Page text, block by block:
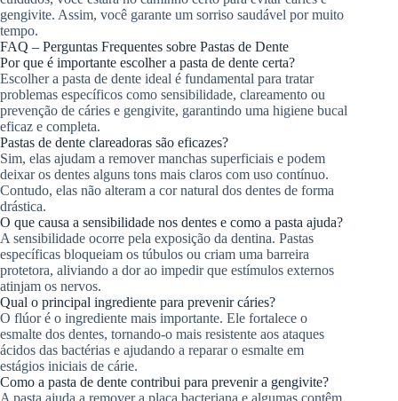
gengivite. Assim, você garante um sorriso saudável por muito
tempo.
FAQ – Perguntas Frequentes sobre Pastas de Dente
Por que é importante escolher a pasta de dente certa?
Escolher a pasta de dente ideal é fundamental para tratar
problemas específicos como sensibilidade, clareamento ou
prevenção de cáries e gengivite, garantindo uma higiene bucal
eficaz e completa.
Pastas de dente clareadoras são eficazes?
Sim, elas ajudam a remover manchas superficiais e podem
deixar os dentes alguns tons mais claros com uso contínuo.
Contudo, elas não alteram a cor natural dos dentes de forma
drástica.
O que causa a sensibilidade nos dentes e como a pasta ajuda?
A sensibilidade ocorre pela exposição da dentina. Pastas
específicas bloqueiam os túbulos ou criam uma barreira
protetora, aliviando a dor ao impedir que estímulos externos
atinjam os nervos.
Qual o principal ingrediente para prevenir cáries?
O flúor é o ingrediente mais importante. Ele fortalece o
esmalte dos dentes, tornando-o mais resistente aos ataques
ácidos das bactérias e ajudando a reparar o esmalte em
estágios iniciais de cárie.
Como a pasta de dente contribui para prevenir a gengivite?
A pasta ajuda a remover a placa bacteriana e algumas contêm